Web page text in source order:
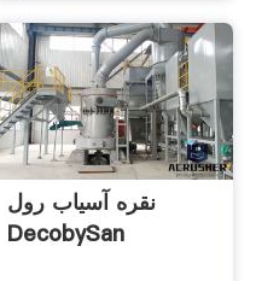
نقره آسیاب رول
DecobySan